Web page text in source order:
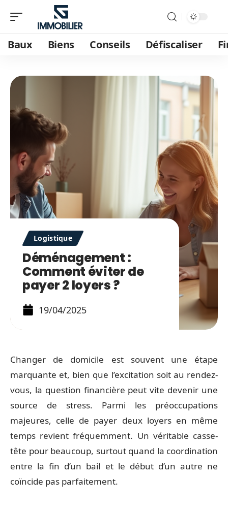
Baux Biens Conseils Défiscaliser
Logistique
Déménagement :
Comment éviter de
payer 2 loyers ?
19/04/2025
Changer de domicile est souvent une étape
marquante et, bien que l’excitation soit au rendez-
vous, la question financière peut vite devenir une
source de stress. Parmi les préoccupations
majeures, celle de payer deux loyers en même
temps revient fréquemment. Un véritable casse-
tête pour beaucoup, surtout quand la coordination
entre la fin d’un bail et le début d’un autre ne
coïncide pas parfaitement.